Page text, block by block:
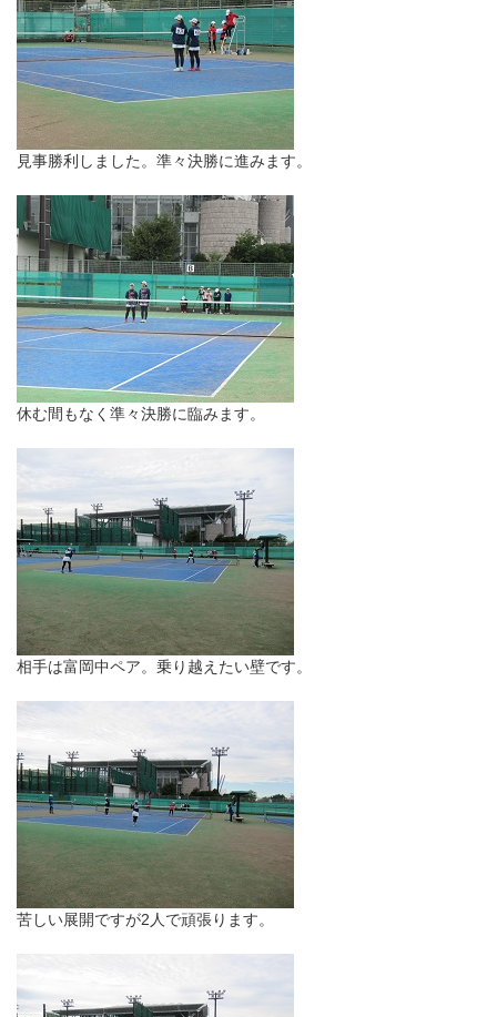
見事勝利しました。準々決勝に進みます。
休む間もなく準々決勝に臨みます。
相手は富岡中ペア。乗り越えたい壁です。
苦しい展開ですが2人で頑張ります。